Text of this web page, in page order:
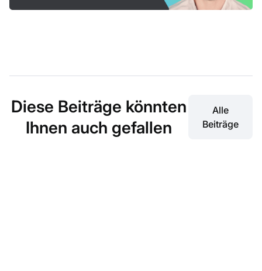
Diese Beiträge könnten
Ihnen auch gefallen
Alle
Beiträge